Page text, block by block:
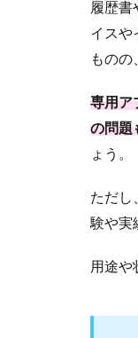
履歴書
イスや
ものの
専用ア
の問題
ょう。
ただし
験や実
用途や